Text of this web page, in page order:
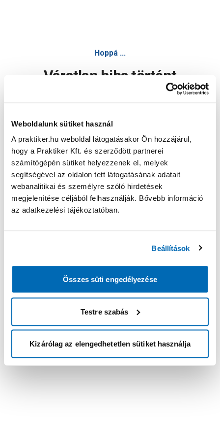
Weboldalunk sütiket használ
A praktiker.hu weboldal látogatásakor Ön hozzájárul,
hogy a Praktiker Kft. és szerződött partnerei
számítógépén sütiket helyezzenek el, melyek
segítségével az oldalon tett látogatásának adatait
webanalitikai és személyre szóló hirdetések
megjelenítése céljából felhasználják. Bővebb információ
az adatkezelési tájékoztatóban.
Beállítások
Összes süti engedélyezése
Testre szabás
Kizárólag az elengedhetetlen sütiket használja
Hoppá ...
Váratlan hiba történt
Oldal újratöltése